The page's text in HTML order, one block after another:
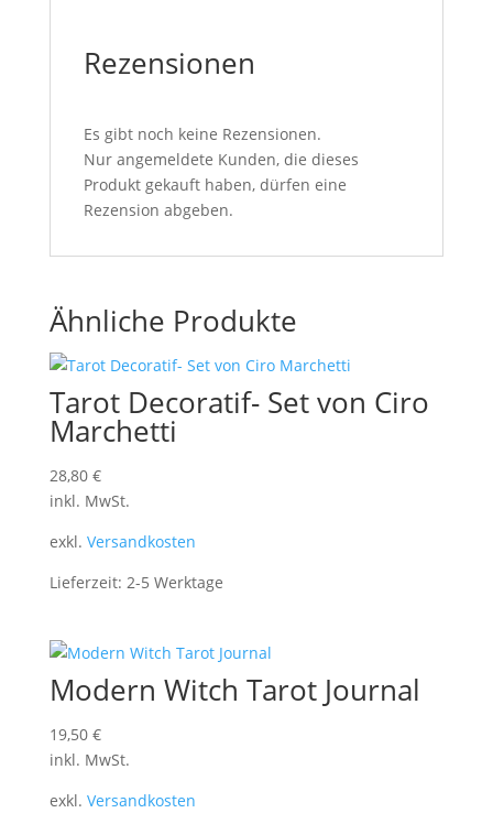
Rezensionen
Es gibt noch keine Rezensionen.
Nur angemeldete Kunden, die dieses
Produkt gekauft haben, dürfen eine
Rezension abgeben.
Ähnliche Produkte
Tarot Decoratif- Set von Ciro
Marchetti
28,80 €
inkl. MwSt.
exkl. Versandkosten
Lieferzeit: 2-5 Werktage
Modern Witch Tarot Journal
19,50 €
inkl. MwSt.
exkl. Versandkosten